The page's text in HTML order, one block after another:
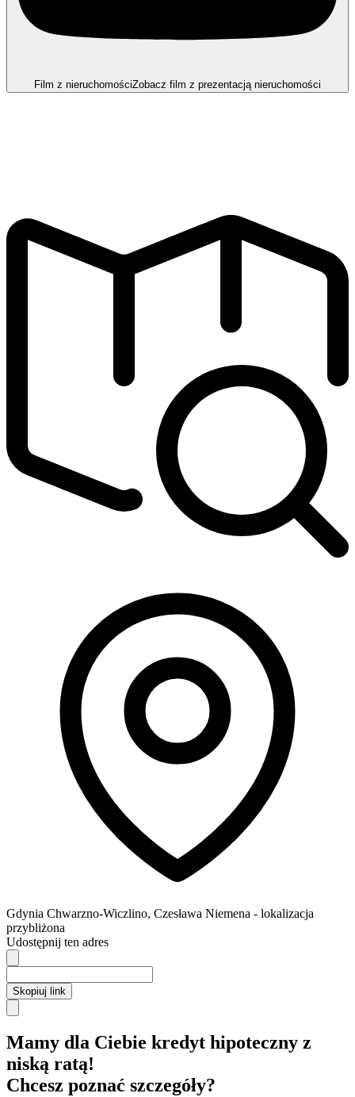
Film z nieruchomościZobacz film z prezentacją nieruchomości
Gdynia Chwarzno-Wiczlino, Czesława Niemena - lokalizacja
przybliżona
Udostępnij ten adres
Skopiuj link
Mamy dla Ciebie kredyt hipoteczny z
niską ratą!
Chcesz poznać szczegóły?